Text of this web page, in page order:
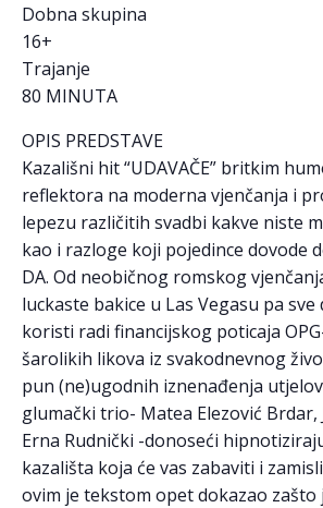
Dobna skupina
16+
Trajanje
80 MINUTA
OPIS PREDSTAVE
Kazališni hit “UDAVAČE” britkim
reflektora na moderna vjenčanja i
lepezu različitih svadbi kakve niste
kao i razloge koji pojedince dovode
DA. Od neobičnog romskog
luckaste bakice u Las Vegasu pa sve
koristi radi financijskog poticaja
šarolikih likova iz svakodnevnog
pun (ne)ugodnih iznenađenja
glumački trio- Matea Elezović Brdar,
Erna Rudnički -donoseći
kazališta koja će vas zabaviti i
ovim je tekstom opet dokazao zašto